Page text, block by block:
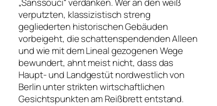
verputzten, klassizistisch streng
gegliederten historischen Gebäuden
vorbeigeht, die schattenspendenden Alleen
und wie mit dem Lineal gezogenen Wege
bewundert, ahnt meist nicht, dass das
Haupt-­ und Landgestüt nordwestlich von
Berlin unter strikten wirtschaftlichen
Gesichtspunkten am Reißbrett entstand.